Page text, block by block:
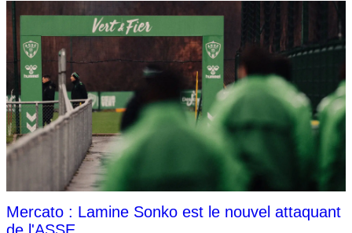
Mercato : Lamine Sonko est le nouvel attaquant